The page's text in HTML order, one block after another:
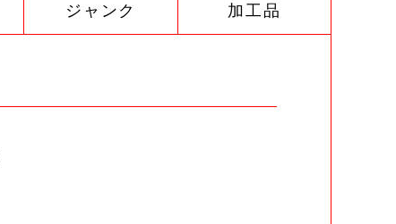
ジャンク 加工品